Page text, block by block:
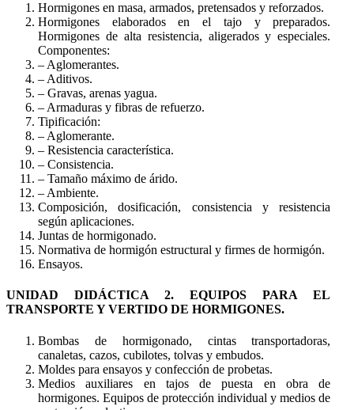
Hormigones en masa, armados, pretensados y reforzados.
Hormigones elaborados en el tajo y preparados.
Hormigones de alta resistencia, aligerados y especiales.
Componentes:
– Aglomerantes.
– Aditivos.
– Gravas, arenas yagua.
– Armaduras y fibras de refuerzo.
Tipificación:
– Aglomerante.
– Resistencia característica.
– Consistencia.
– Tamaño máximo de árido.
– Ambiente.
Composición, dosificación, consistencia y resistencia
según aplicaciones.
Juntas de hormigonado.
Normativa de hormigón estructural y firmes de hormigón.
Ensayos.
UNIDAD DIDÁCTICA 2. EQUIPOS PARA EL
TRANSPORTE Y VERTIDO DE HORMIGONES.
Bombas de hormigonado, cintas transportadoras,
canaletas, cazos, cubilotes, tolvas y embudos.
Moldes para ensayos y confección de probetas.
Medios auxiliares en tajos de puesta en obra de
hormigones. Equipos de protección individual y medios de